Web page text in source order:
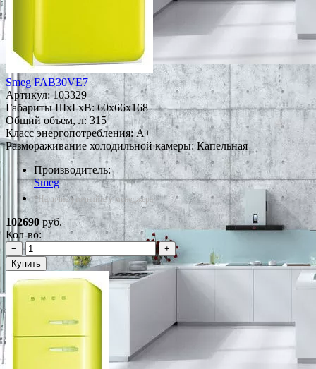
Smeg FAB30VE7
Артикул:103329
Габариты ШxГxВ: 60x66x168
Общий объем, л: 315
Класс энергопотребления: A+
Размораживание холодильной камеры: Капельная
Производитель:
Smeg
*Наличие уточняйте у менеджера
102690 руб.
Кол-во:
−
+
Купить